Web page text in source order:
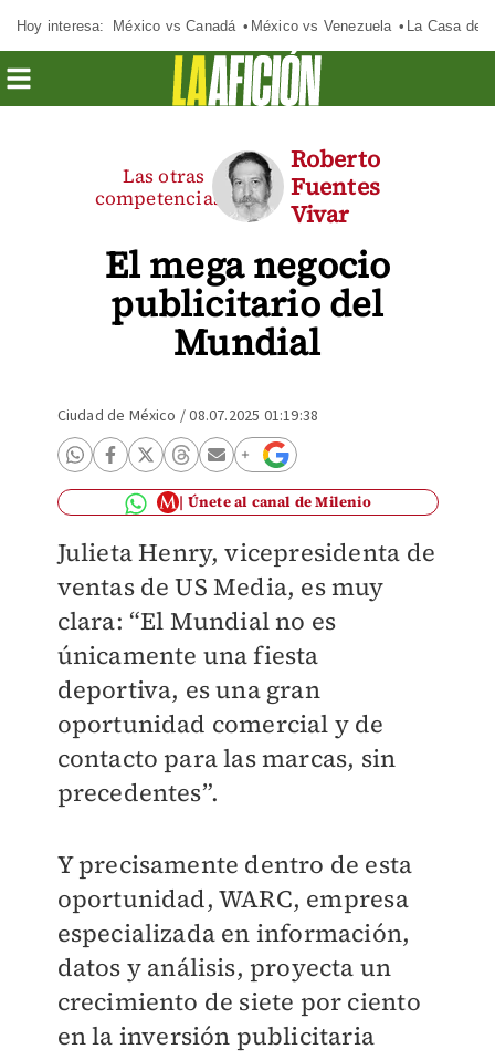
Hoy interesa: México vs Canadá México vs Venezuela La Casa de
El mega negocio
publicitario del
Mundial
Las otras
competencias
Roberto
Fuentes
Vivar
Ciudad de México /08.07.2025 01:19:38
Únete al canal de Milenio
Julieta Henry, vicepresidenta de
ventas de US Media, es muy
clara: “El Mundial no es
únicamente una fiesta
deportiva, es una gran
oportunidad comercial y de
contacto para las marcas, sin
precedentes”.
Y precisamente dentro de esta
oportunidad, WARC, empresa
especializada en información,
datos y análisis, proyecta un
crecimiento de siete por ciento
en la inversión publicitaria